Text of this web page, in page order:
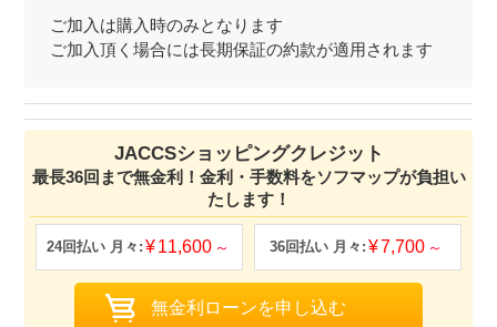
ご加入は購入時のみとなります
ご加入頂く場合には長期保証の約款が適用されます
JACCSショッピングクレジット
最長36回まで無金利！金利・手数料をソフマップが負担い
たします！
11,600 7,700